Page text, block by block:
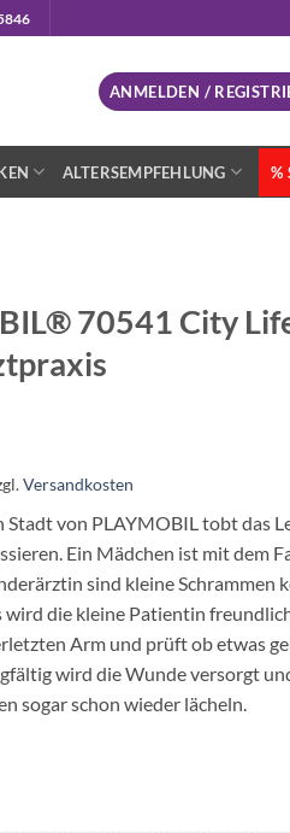
ANMELDEN /
ALTERSEMPFEHLUNG %
70541 City
Versandkosten
Stadt von PLAYMOBIL tobt das
Ein Mädchen ist mit dem
sind kleine Schrammen
die kleine Patientin
Arm und prüft ob etwas
wird die Wunde versorgt
sogar schon wieder lächeln.